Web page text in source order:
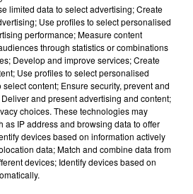
limited data to select advertising; Create
Use profiles to select personalised
performance; Measure content
through statistics or combinations
Develop and improve services; Create
Use profiles to select personalised
content; Ensure security, prevent and
and present advertising and content;
choices. These technologies may
as IP address and browsing data to offer
devices based on information actively
data; Match and combine data from
devices; Identify devices based on